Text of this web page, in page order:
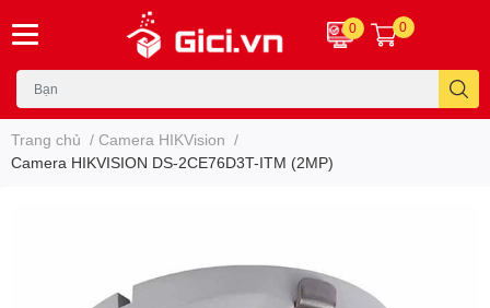
0 0
Trang chủ / Camera HIKVision /
Camera HIKVISION DS-2CE76D3T-ITM (2MP)